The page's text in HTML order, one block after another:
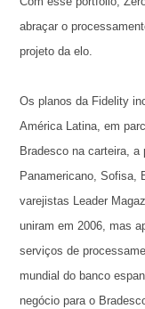
abraçar o
projeto da elo.
Os planos da Fidelity
América Latina, em
Bradesco na carteira,
Panamericano, Sofisa,
varejistas Leader
uniram em 2006, mas
serviços de
mundial do banco
negócio para o